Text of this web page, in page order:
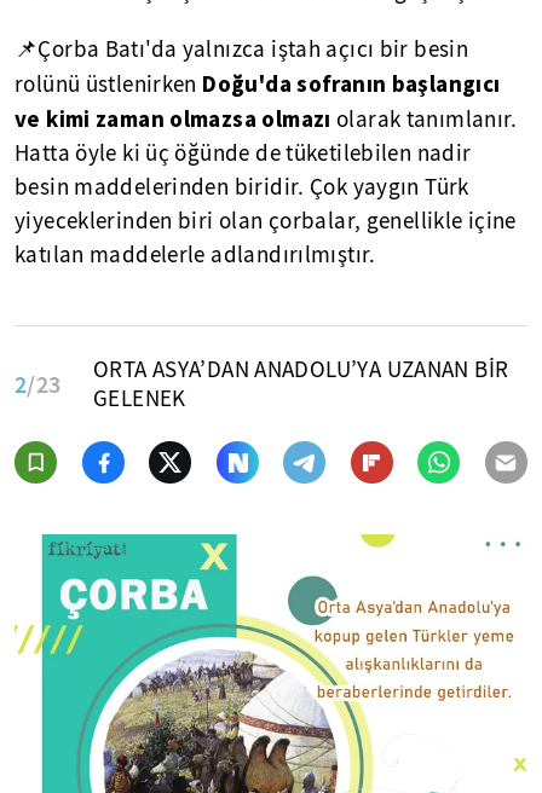
📌Çorba Batı'da yalnızca iştah açıcı bir besin
rolünü üstlenirken Doğu'da sofranın başlangıcı
ve kimi zaman olmazsa olmazı olarak tanımlanır.
Hatta öyle ki üç öğünde de tüketilebilen nadir
besin maddelerinden biridir. Çok yaygın Türk
yiyeceklerinden biri olan çorbalar, genellikle içine
katılan maddelerle adlandırılmıştır.
2/23
ORTA ASYA’DAN ANADOLU’YA UZANAN BİR
GELENEK